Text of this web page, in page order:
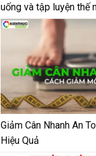
uống và tập luyện thế
Giảm Cân Nhanh An
Hiệu Quả